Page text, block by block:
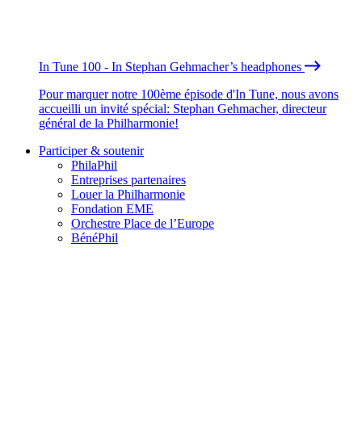
In Tune 100 - In Stephan Gehmacher’s headphones
Pour marquer notre 100ème épisode d'In Tune, nous avons
accueilli un invité spécial: Stephan Gehmacher, directeur
général de la Philharmonie!
Participer & soutenir
PhilaPhil
Entreprises partenaires
Louer la Philharmonie
Fondation EME
Orchestre Place de l’Europe
BénéPhil